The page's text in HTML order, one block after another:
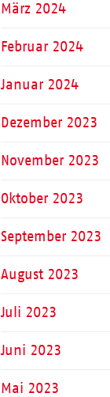
März 2024
Februar 2024
Januar 2024
Dezember 2023
November 2023
Oktober 2023
September 2023
August 2023
Juli 2023
Juni 2023
Mai 2023